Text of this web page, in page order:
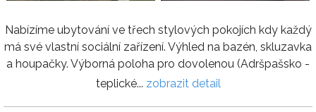
Nabízíme ubytování ve třech stylových pokojích kdy každý
má své vlastní sociální zařízení. Výhled na bazén, skluzavka
a houpačky. Výborná poloha pro dovolenou (Adršpašsko -
teplické... zobrazit detail